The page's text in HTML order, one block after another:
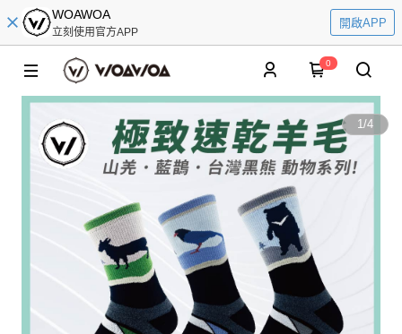
WOAWOA
立刻使用官方APP
開啟APP
0
1/4